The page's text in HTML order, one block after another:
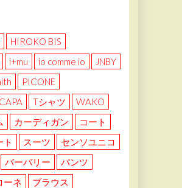
HIROKO BIS
i+mu io comme io
JNBY
PICONE
Tシャツ
WAKO
カーディガン
コート
ト スーツ
センソユニコ
バーバリー
パンツ
ーネ
ブラウス